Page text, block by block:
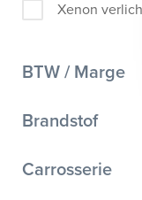
Xenon
BTW / Marge
BTW
Brandstof
Benzine
Carrosserie